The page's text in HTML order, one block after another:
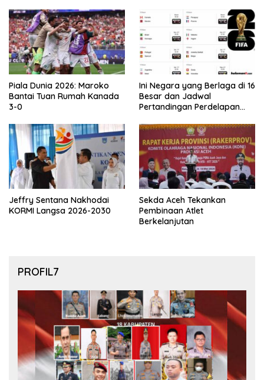
Piala Dunia 2026: Maroko
Bantai Tuan Rumah Kanada
3-0
Ini Negara yang Berlaga di 16
Besar dan Jadwal
Pertandingan Perdelapan
Jeffry Sentana Nakhodai
KORMI Langsa 2026-2030
Sekda Aceh Tekankan
Pembinaan Atlet
Berkelanjutan
PROFIL7